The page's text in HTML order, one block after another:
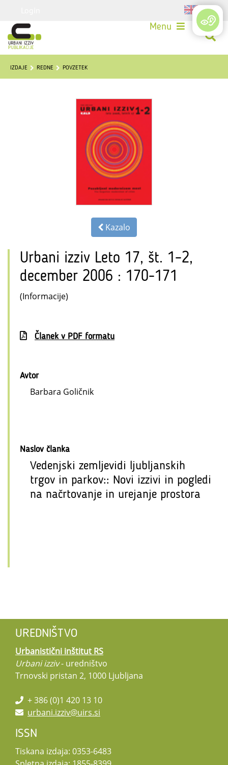
Menu
IZDAJE REDNE POVZETEK
Kazalo
Urbani izziv Leto 17, št. 1–2,
december 2006 : 170-171
(Informacije)
Članek v PDF formatu
Avtor
Barbara Goličnik
Naslov članka
Vedenjski zemljevidi ljubljanskih
trgov in parkov:: Novi izzivi in pogledi
na načrtovanje in urejanje prostora
UREDNIŠTVO
Urbanistični inštitut RS
Urbani izziv- uredništvo
Trnovski pristan 2, 1000 Ljubljana
+ 386 (0)1 420 13 10
urbani.izziv@uirs.si
ISSN
Tiskana izdaja: 0353-6483